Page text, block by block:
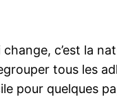
c’est la
tous les
pour quelques